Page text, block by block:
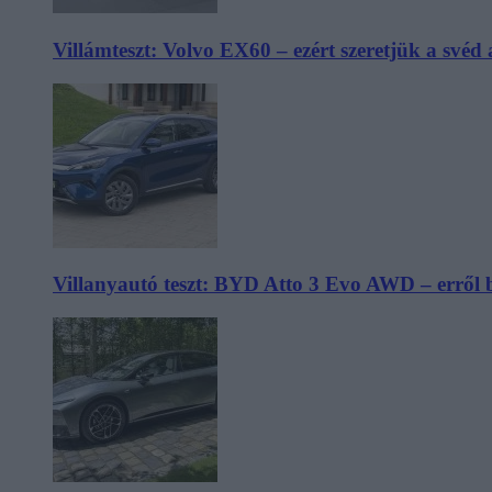
Villámteszt: Volvo EX60 – ezért szeretjük a svéd
Villanyautó teszt: BYD Atto 3 Evo AWD – erről